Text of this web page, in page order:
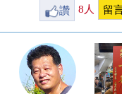
讚 8 人 留